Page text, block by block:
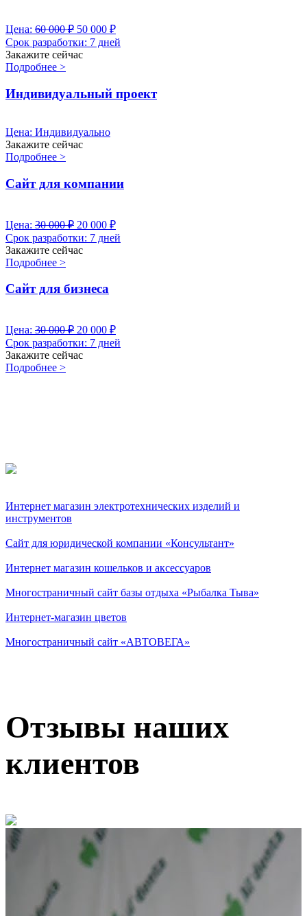
Цена: 60 000₽ 50 000 ₽
Срок разработки: 7 дней
Закажите сейчас
Подробнее >
Индивидуальный проект
Цена: Индивидуально
Закажите сейчас
Подробнее >
Сайт для компании
Цена: 30 000₽ 20 000 ₽
Срок разработки: 7 дней
Закажите сейчас
Подробнее >
Сайт для бизнеса
Цена: 30 000₽ 20 000 ₽
Срок разработки: 7 дней
Закажите сейчас
Подробнее >
Интернет магазин электротехнических изделий и
инструментов
Сайт для юридической компании «Консультант»
Интернет магазин кошельков и аксессуаров
Многостраничный сайт базы отдыха «Рыбалка Тыва»
Интернет-магазин цветов
Многостраничный сайт «АВТОВЕГА»
Отзывы наших
клиентов